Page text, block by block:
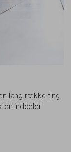
lang række ting.
inddeler